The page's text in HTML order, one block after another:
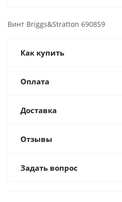
Винт Briggs&Stratton 690859
Как купить
Оплата
Доставка
Отзывы
Задать вопрос